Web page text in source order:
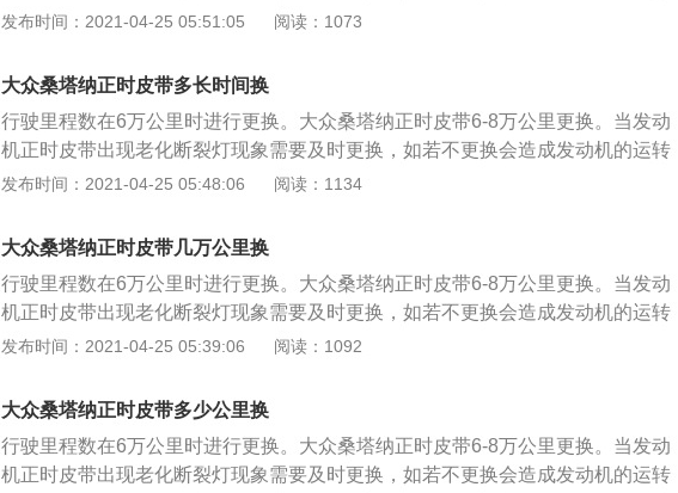
不良，严重时导致发动机报废。以下是正时皮带的更换步骤： 1、将气门室盖拆
点，将曲轴固定镙丝拧上，固定住曲轴； 2、转动进排气凸轮轴，凸轮轴后端有
凹槽，将两根凸轮轴凹槽平衡对齐，将专用工具卡进去； 3、拆下旧链条装上新
链条。曲轴皮带轮也是没有滑键的，安装时，皮带轮上面有一个圆孔，对正链条
外壳上面的凹槽里；4、曲轴位置传感器是可以调整的，安装时要不间隙调整到
位，不然会报故障码；曲轴链轮与皮带轮都是自由转动的。
发布时间：2021-04-25 05:51:05 阅读：1073
大众桑塔纳正时皮带多长时间换
行驶里程数在6万公里时进行更换。大众桑塔纳正时皮带6-8万公里更换。当发动
机正时皮带出现老化断裂灯现象需要及时更换，如若不更换会造成发动机的运转
不良，严重时导致发动机报废。以下是正时皮带的更换步骤： 1、将气门室盖拆
点，将曲轴固定镙丝拧上，固定住曲轴； 2、转动进排气凸轮轴，凸轮轴后端有
凹槽，将两根凸轮轴凹槽平衡对齐，将专用工具卡进去； 3、拆下旧链条装上新
链条。曲轴皮带轮也是没有滑键的，安装时，皮带轮上面有一个圆孔，对正链条
外壳上面的凹槽里；4、曲轴位置传感器是可以调整的，安装时要不间隙调整到
位，不然会报故障码；曲轴链轮与皮带轮都是自由转动的。 (汽车维修技术网http
发布时间：2021-04-25 05:48:06 阅读：1134
大众桑塔纳正时皮带几万公里换
行驶里程数在6万公里时进行更换。大众桑塔纳正时皮带6-8万公里更换。当发动
机正时皮带出现老化断裂灯现象需要及时更换，如若不更换会造成发动机的运转
不良，严重时导致发动机报废。以下是正时皮带的更换步骤： 1、将气门室盖拆
点，将曲轴固定镙丝拧上，固定住曲轴； 2、转动进排气凸轮轴，凸轮轴后端有
凹槽，将两根凸轮轴凹槽平衡对齐，将专用工具卡进去； 3、拆下旧链条装上新
链条。曲轴皮带轮也是没有滑键的，安装时，皮带轮上面有一个圆孔，对正链条
外壳上面的凹槽里；4、曲轴位置传感器是可以调整的，安装时要不间隙调整到
发布时间：2021-04-25 05:39:06 阅读：1092
大众桑塔纳正时皮带多少公里换
行驶里程数在6万公里时进行更换。大众桑塔纳正时皮带6-8万公里更换。当发动
机正时皮带出现老化断裂灯现象需要及时更换，如若不更换会造成发动机的运转